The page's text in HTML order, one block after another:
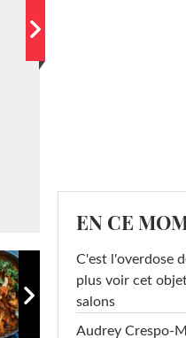
EN CE
C'est l'overdose
plus voir cet
salons
Audrey Crespo-